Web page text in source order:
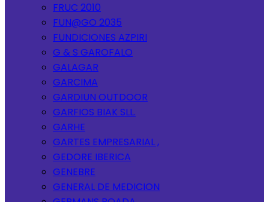
FRUC 2010
FUN@GO 2035
FUNDICIONES AZPIRI
G & S GAROFALO
GALAGAR
GARCIMA
GARDIUN OUTDOOR
GARFIOS BIAK SLL.
GARHE
GARTES EMPRESARIAL ,
GEDORE IBERICA
GENEBRE
GENERAL DE MEDICION